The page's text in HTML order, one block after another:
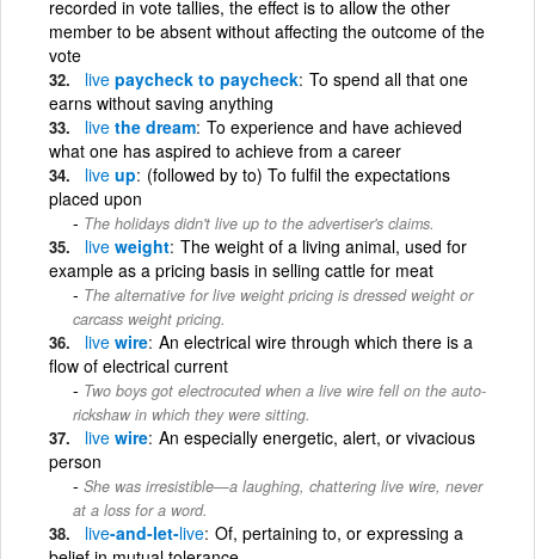
recorded in vote tallies, the effect is to allow the other
member to be absent without affecting the outcome of the
vote
live paycheck to paycheck To spend all that one
earns without saving anything
live the dream To experience and have achieved
what one has aspired to achieve from a career
live up (followed by to) To fulfil the expectations
placed upon
The holidays didn't live up to the advertiser's claims.
live weight The weight of a living animal, used for
example as a pricing basis in selling cattle for meat
The alternative for live weight pricing is dressed weight or
carcass weight pricing.
live wire An electrical wire through which there is a
flow of electrical current
Two boys got electrocuted when a live wire fell on the auto-
rickshaw in which they were sitting.
live wire An especially energetic, alert, or vivacious
person
She was irresistible—a laughing, chattering live wire, never
at a loss for a word.
live-and-let-live Of, pertaining to, or expressing a